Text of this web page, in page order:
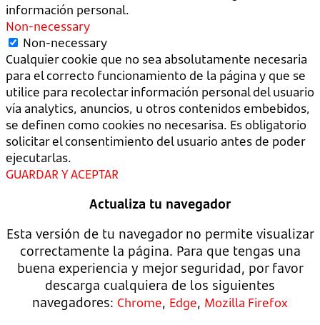
información personal.
Non-necessary
Non-necessary
Cualquier cookie que no sea absolutamente necesaria
para el correcto funcionamiento de la página y que se
utilice para recolectar información personal del usuario
vía analytics, anuncios, u otros contenidos embebidos,
se definen como cookies no necesarisa. Es obligatorio
solicitar el consentimiento del usuario antes de poder
ejecutarlas.
GUARDAR Y ACEPTAR
Actualiza tu navegador
Esta versión de tu navegador no permite visualizar
correctamente la página. Para que tengas una
buena experiencia y mejor seguridad, por favor
descarga cualquiera de los siguientes
navegadores: Chrome, Edge, Mozilla Firefox